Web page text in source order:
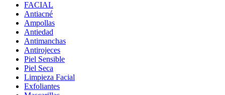
FACIAL
Antiacné
Ampollas
Antiedad
Antimanchas
Antirojeces
Piel Sensible
Piel Seca
Limpieza Facial
Exfoliantes